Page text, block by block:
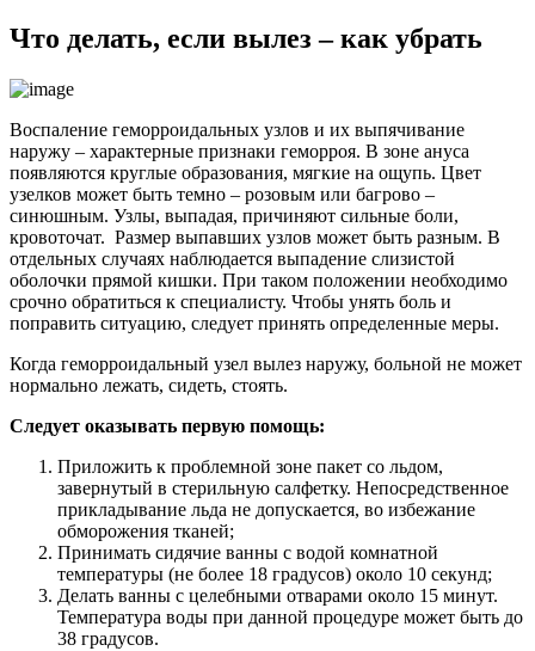
Что делать, если вылез – как убрать
Воспаление геморроидальных узлов и их выпячивание
наружу – характерные признаки геморроя. В зоне ануса
появляются круглые образования, мягкие на ощупь. Цвет
узелков может быть темно – розовым или багрово –
синюшным. Узлы, выпадая, причиняют сильные боли,
кровоточат. Размер выпавших узлов может быть разным. В
отдельных случаях наблюдается выпадение слизистой
оболочки прямой кишки. При таком положении необходимо
срочно обратиться к специалисту. Чтобы унять боль и
поправить ситуацию, следует принять определенные меры.
Когда геморроидальный узел вылез наружу, больной не может
нормально лежать, сидеть, стоять.
Следует оказывать первую помощь:
Приложить к проблемной зоне пакет со льдом,
завернутый в стерильную салфетку. Непосредственное
прикладывание льда не допускается, во избежание
обморожения тканей;
Принимать сидячие ванны с водой комнатной
температуры (не более 18 градусов) около 10 секунд;
Делать ванны с целебными отварами около 15 минут.
Температура воды при данной процедуре может быть до
38 градусов.